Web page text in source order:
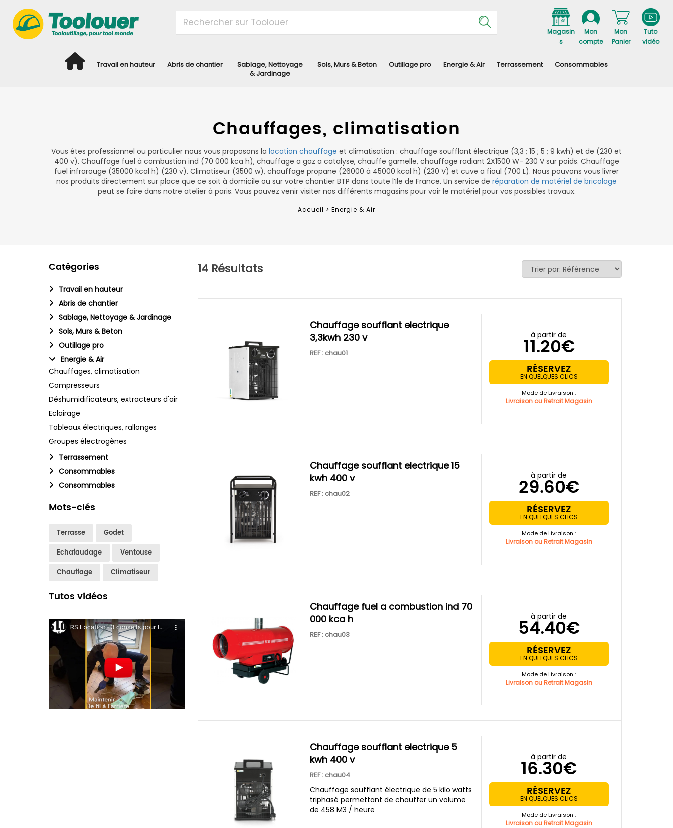
Magasin
s
Mon
compte
Mon
Panier
Tuto
vidéo
Travail en hauteur Abris de chantier
Sablage, Nettoyage
& Jardinage
Sols, Murs & Beton Outillage pro Energie & Air Terrassement Consommables
Chauffages, climatisation
Vous êtes professionnel ou particulier nous vous proposons la location chauffage et climatisation : chauffage soufflant électrique (3,3 ; 15 ; 5 ; 9 kwh) et de (230 et
400 v). Chauffage fuel à combustion ind (70 000 kca h), chauffage a gaz a catalyse, chauffe gamelle, chauffage radiant 2X1500 W- 230 V sur poids. Chauffage
fuel infrarouge (35000 kcal h) (230 v). Climatiseur (3500 w), chauffage propane (26000 à 45000 kcal h) (230 V) et cuve a fioul (700 L). Nous pouvons vous livrer
nos produits directement sur place que ce soit à domicile ou sur votre chantier BTP dans toute l’Ile de France. Un service de réparation de matériel de bricolage
peut se faire dans notre atelier à paris. Vous pouvez venir visiter nos différents magasins pour voir le matériel pour vos possibles travaux.
Accueil >Energie & Air
14 Résultats
chauffage soufflant electrique
3,3kwh 230 v
REF : chau01
à partir de
11.20€
RÉSERVEZ
EN QUELQUES CLICS
Mode de Livraison :
Livraison ou Retrait Magasin
chauffage soufflant electrique 15
kwh 400 v
REF : chau02
à partir de
29.60€
RÉSERVEZ
EN QUELQUES CLICS
Mode de Livraison :
Livraison ou Retrait Magasin
chauffage fuel a combustion ind 70
000 kca h
REF : chau03
à partir de
54.40€
RÉSERVEZ
EN QUELQUES CLICS
Mode de Livraison :
Livraison ou Retrait Magasin
chauffage soufflant electrique 5
kwh 400 v
REF : chau04
Chauffage soufflant électrique de 5 kilo watts
triphasé permettant de chauffer un volume
de 458 M3 / heure
à partir de
16.30€
RÉSERVEZ
EN QUELQUES CLICS
Mode de Livraison :
Livraison ou Retrait Magasin
Catégories
Travail en hauteur
Abris de chantier
Sablage, Nettoyage & Jardinage
Sols, Murs & Beton
Outillage pro
Energie & Air
Chauffages, climatisation
Compresseurs
Déshumidificateurs, extracteurs d'air
Eclairage
Tableaux électriques, rallonges
Groupes électrogènes
Terrassement
Consommables
Consommables
Mots-clés
Terrasse
Godet
Echafaudage
Ventouse
Chauffage
Climatiseur
Tutos vidéos